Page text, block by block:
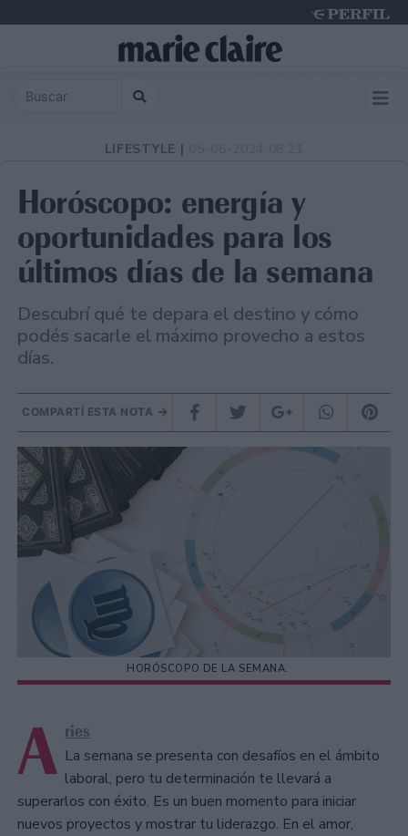
LIFESTYLE |
Horóscopo: energía y
oportunidades para los
últimos días de la semana
Descubrí qué te depara el destino y cómo
podés sacarle el máximo provecho a estos
días.
COMPARTÍ ESTA NOTA
HORÓSCOPO DE LA SEMANA.
A ries
La semana se presenta con desafíos en el ámbito
laboral, pero tu determinación te llevará a
superarlos con éxito. Es un buen momento para iniciar
nuevos proyectos y mostrar tu liderazgo. En el amor,